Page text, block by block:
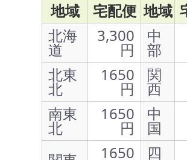
地域
宅配便 地域
北海
道
3,300
円
中
部
北東
北
1650
円
関
西
南東
北
1650
円
中
国
1650 四